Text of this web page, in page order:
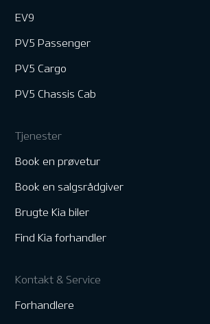
EV9
PV5 Passenger
PV5 Cargo
PV5 Chassis Cab
Tjenester
Book en prøvetur
Book en salgsrådgiver
Brugte Kia biler
Find Kia forhandler
Kontakt & Service
Forhandlere